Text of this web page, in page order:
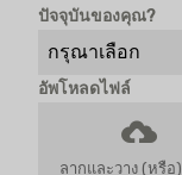
ปัจจุบันของคุณ?
กรุณาเลือก
อัพโหลดไฟล์
ลากและวาง (หรือ)